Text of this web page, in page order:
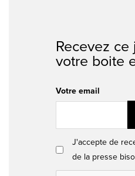
Recevez
votre boite
Votre email
J'accepte de
de la presse